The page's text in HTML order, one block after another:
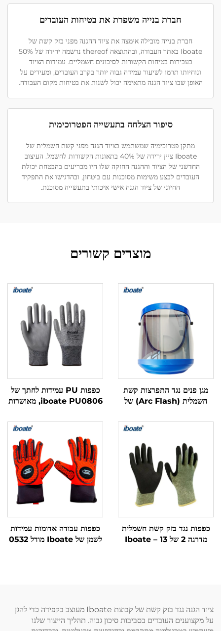
חברת בנייה משפרת את בטיחות העובדים
חברת בנייה מובילה אימצה את ציוד ההגנה מפני בזק קשת של
Iboate באתר העבודה, ובהתוצאה thereof נרשמה ירידה של 50%
בעבירות בטיחות הקשורות לסיכונים חשמליים. עמידות הציוד
ונוחיותו תרמו לשיעור עמידה גבוה יותר בקרב העובדים, ומעידים על
האופן שבו ציוד הגנה מתאימה יכול לשנות את בטיחות מקום העבודה.
סיפור הצלחה בתעשייה הפטרוכימית
מתקן פטרוכימיה שמשתמש בציוד הגנה מפני קשת חשמלית של
Iboate ציין ירידה של 40% בתאונות הקשורות לחשמל. העיצוב
החדשני של הציוד וההגנה החזקה שלו היו מכריעים בהבטחת יכולת
העובדים לבצע משימות מסוכנות עם ביטחון, ובהדגישו את התפקיד
החיוני של ציוד הגנה אישי איכותי בתעשייה מסוכנת.
מוצרים קשורים
מגן פנים נגד התפרצות קשת
חשמלית (Arc Flash) של
FCA8, עם הגנה
מולטיפונקציונלית מפני סיכונים
כפפות PU עמידות לחתך של
iboate PU0806, מאושרות
כפפות נגד בזק קשת חשמלית
מדרגה 2 של Iboate – 13
כפפות עבודה אדומות עמידות
לשמן של Iboate מודל 0532
ציוד הגנה נגד בזק קשת של קבוצת Iboate מעוצב בקפידה כדי להגן
על מקצוענים העובדים בסביבות סיכון גבוה. תהליך הייצור שלנו